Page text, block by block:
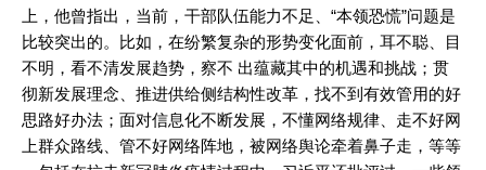
上，他曾指出，当前，干部队伍能力不足、“本领恐慌”问题是
比较突出的。比如，在纷繁复杂的形势变化面前，耳不聪、目
不明，看不清发展趋势，察不 出蕴藏其中的机遇和挑战；贯
彻新发展理念、推进供给侧结构性改革，找不到有效管用的好
思路好办法；面对信息化不断发展，不懂网络规律、走不好网
上群众路线、管不好网络阵地，被网络舆论牵着鼻子走，等等